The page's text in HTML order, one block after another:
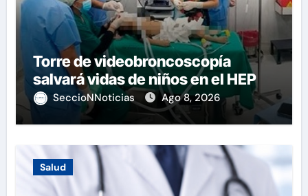
Torre de videobroncoscopía
salvará vidas de niños en el HEP
SeccioNNoticias Ago 8, 2026
Salud